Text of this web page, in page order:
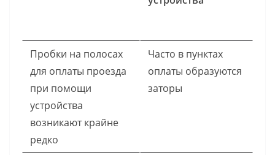
Пробки на полосах
для оплаты проезда
при помощи
устройства
возникают крайне
редко
Часто в пунктах
оплаты образуются
заторы